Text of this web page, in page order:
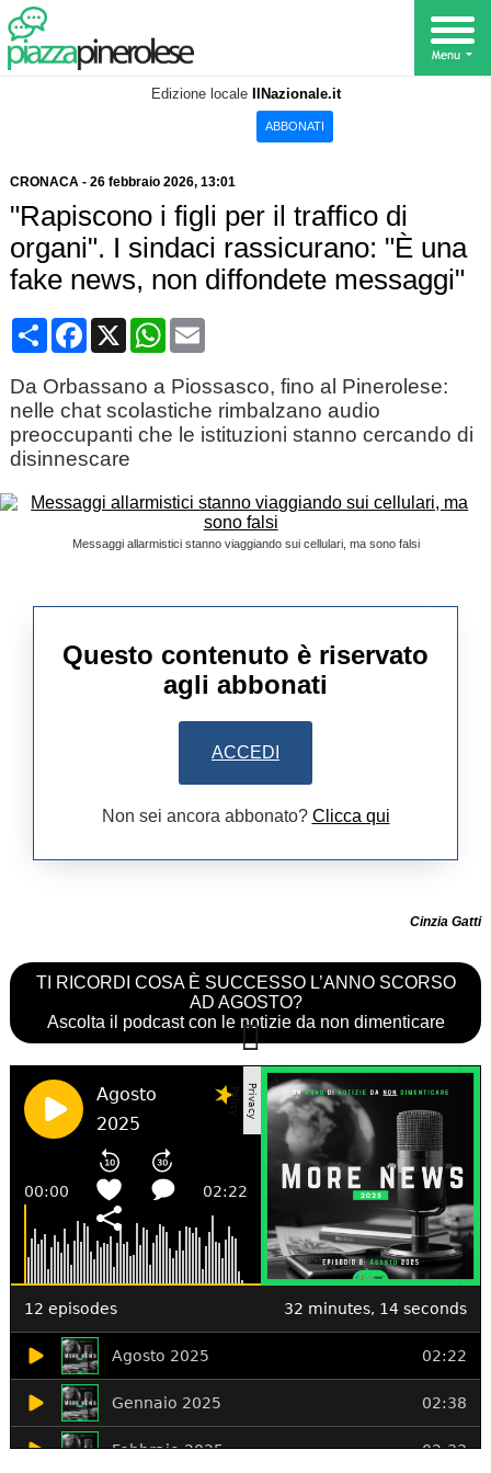
Edizione locale IlNazionale.it
ABBONATI
CRONACA- 26 febbraio 2026, 13:01
"Rapiscono i figli per il traffico di
organi". I sindaci rassicurano: "È una
fake news, non diffondete messaggi"
CondividiFacebook
X WhatsApp
Email
Da Orbassano a Piossasco, fino al Pinerolese:
nelle chat scolastiche rimbalzano audio
preoccupanti che le istituzioni stanno cercando di
disinnescare
Messaggi allarmistici stanno viaggiando sui cellulari, ma sono falsi
Questo contenuto è riservato
agli abbonati
ACCEDI
Non sei ancora abbonato? Clicca qui
Cinzia Gatti
TI RICORDI COSA È SUCCESSO L’ANNO SCORSO
AD AGOSTO?
Ascolta il podcast con le notizie da non dimenticare